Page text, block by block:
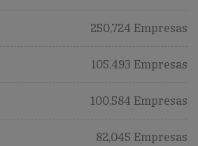
250,724 Empresas
105,493 Empresas
100,584 Empresas
82,045 Empresas